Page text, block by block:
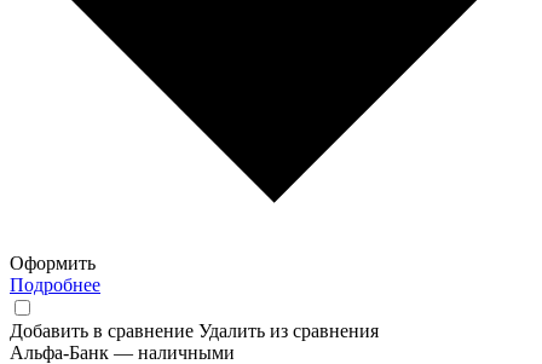
Оформить
Подробнее
Добавить в сравнение Удалить из сравнения
Альфа-Банк — наличными